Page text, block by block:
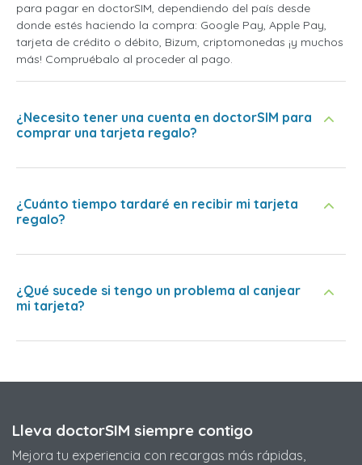
para pagar en doctorSIM, dependiendo del país desde
donde estés haciendo la compra: Google Pay, Apple Pay,
tarjeta de crédito o débito, Bizum, criptomonedas ¡y muchos
más! Compruébalo al proceder al pago.
¿Necesito tener una cuenta en doctorSIM para
comprar una tarjeta regalo?
¿Cuánto tiempo tardaré en recibir mi tarjeta
regalo?
¿Qué sucede si tengo un problema al canjear
mi tarjeta?
Lleva doctorSIM siempre contigo
Mejora tu experiencia con recargas más rápidas,